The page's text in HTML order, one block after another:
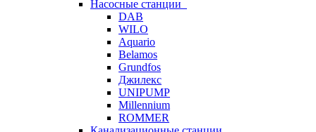
Насосные станции
DAB
WILO
Aquario
Belamos
Grundfos
Джилекс
UNIPUMP
Millennium
ROMMER